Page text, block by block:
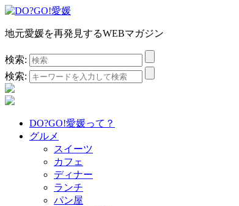
地元愛媛を再発見するWEBマガジン
検索:
検索:
DO?GO!愛媛って？
グルメ
スイーツ
カフェ
ディナー
ランチ
パン屋